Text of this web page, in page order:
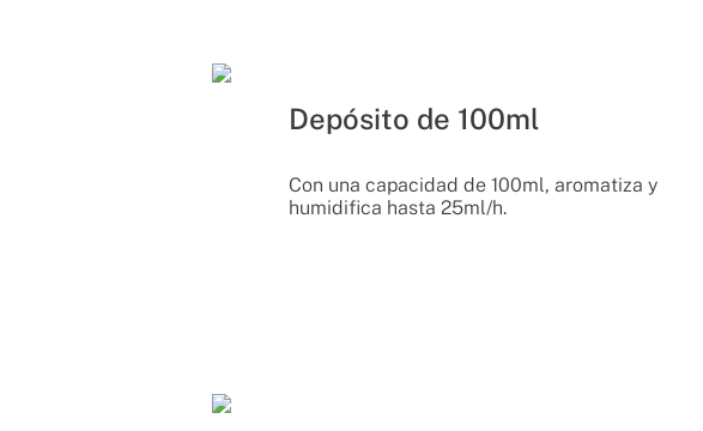
Depósito de 100ml
Con una capacidad de 100ml, aromatiza y
humidifica hasta 25ml/h.